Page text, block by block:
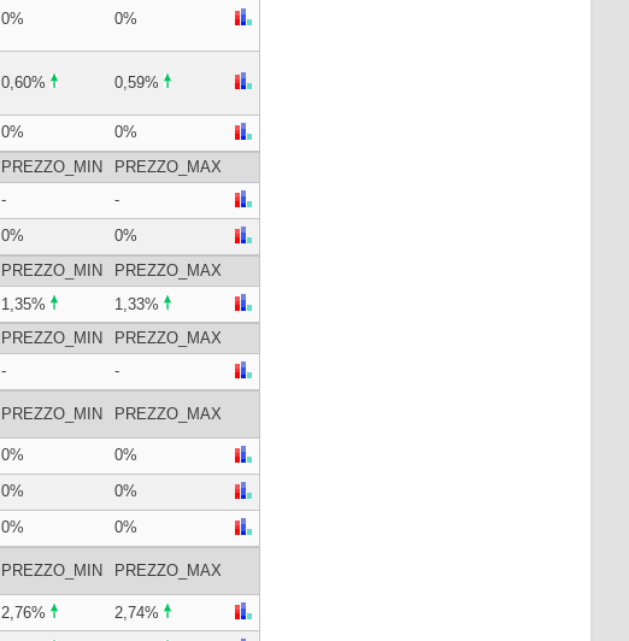
0% 0%
0,60% 0,59%
0%
0%
PREZZO_MIN
PREZZO_MAX
-
-
0%
0%
PREZZO_MIN
PREZZO_MAX
1,35%
1,33%
PREZZO_MIN
PREZZO_MAX
-
-
PREZZO_MIN PREZZO_MAX
0%
0%
0%
0%
0%
0%
PREZZO_MIN PREZZO_MAX
2,76%
2,74%